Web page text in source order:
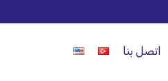
اتصل بنا